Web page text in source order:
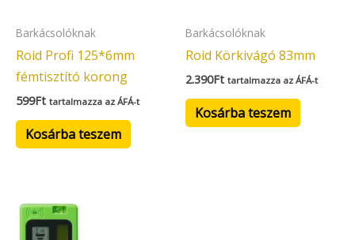
Barkácsolóknak
Roid Profi 125*6mm
fémtisztító korong
599Ft tartalmazza az ÁFÁ-t
Kosárba teszem
Barkácsolóknak
Roid Körkivágó 83mm
2.390Ft tartalmazza az ÁFÁ-t
Kosárba teszem